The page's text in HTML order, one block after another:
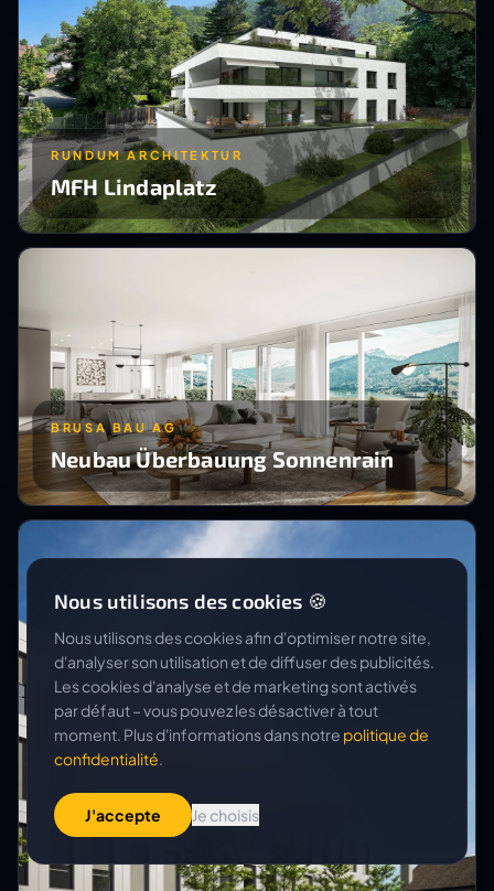
RUNDUM ARCHITEKTUR
MFH Lindaplatz
BRUSA BAU AG
Neubau Überbauung Sonnenrain
Nous utilisons des cookies 🍪
Nous utilisons des cookies afin d'optimiser notre site,
d'analyser son utilisation et de diffuser des publicités.
Les cookies d'analyse et de marketing sont activés
par défaut – vous pouvez les désactiver à tout
moment. Plus d'informations dans notre politique de
confidentialité.
J'accepte Je choisis